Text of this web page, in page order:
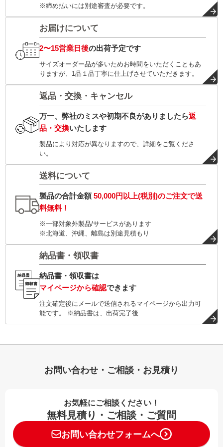
※締め払いには別途審査が必要です。
お届けについて
2〜15営業日後の出荷予定です
サイズオーダー品が多いためお時間をいただくこともあ
りますが、1品１品丁寧に仕上げさせていただきます。
返品・交換・キャンセル
万一、弊社のミスや初期不良がありましたら返
品・交換いたします
製品により対応が異なりますので、詳細をご覧くださ
い。
送料について
製品の合計金額50,000円以上(税別)のご注文で送
料無料！
※一部対象外製品/サービスがあります
※北海道、沖縄、離島は別途見積もり
納品書・領収書
納品書・領収書は
マイページから確認できます
注文確定後にメールで送信されるマイページから出力可
能です。 ※納品書は、出荷完了後
お問い合わせ・ご相談・お見積り
お気軽にご相談ください！
無料見積り・ご相談・ご質問
お問い合わせフォームへ